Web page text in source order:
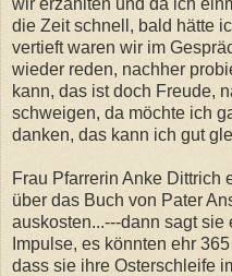
die Zeit schnell, bald hätte
vertieft waren wir im
wieder reden, nachher
kann, das ist doch Freude,
schweigen, da möchte ich
danken, das kann ich gut
Frau Pfarrerin Anke Dittrich
über das Buch von Pater
auskosten...---dann sagt
Impulse, es könnten ehr
dass sie ihre Osterschleife